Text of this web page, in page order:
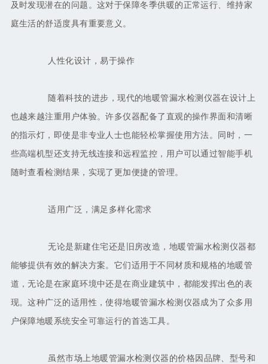
及时发现潜在的问题。这对于保障冬季供暖的正常运行、维持家
庭生活的舒适度具有重要意义。
人性化设计，易于操作
随着科技的进步，现代的地暖管漏水检测仪器在设计上
也越来越注重用户体验。许多仪器配备了直观的操作界面和清晰
的指示灯，即使是非专业人士也能轻松掌握使用方法。同时，一
些高端机型还支持无线连接和远程监控，用户可以通过智能手机
随时查看检测结果，实现了更加便捷的管理。
适用广泛，满足多样化需求
无论是新建住宅还是旧房改造，地暖管漏水检测仪器都
能够提供有效的解决方案。它们适用于不同材质和规格的地暖管
道，无论是在家庭环境中还是在商业建筑中，都能发挥出色的表
现。这种广泛的适用性，使得地暖管漏水检测仪器成为了众多用
户保障地暖系统安全可靠运行的首选工具。
虽然市场上地暖管漏水检测仪器的价格因品牌、型号和